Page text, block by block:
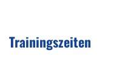
Trainingszeiten